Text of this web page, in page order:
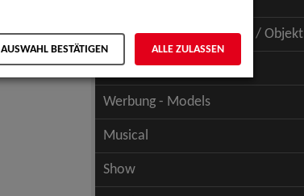
Schauspiel - Figur / Puppe / Objekt
Werbung - Talents
Werbung - Models
Musical
Show
AUSWAHL BESTÄTIGEN ALLE ZULASSEN